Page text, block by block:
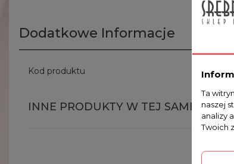
Dodatkowe Informacje
Kod produktu
INNE PRODUKTY W TEJ SAMEJ
Ta
naszej
analizy
Twoich